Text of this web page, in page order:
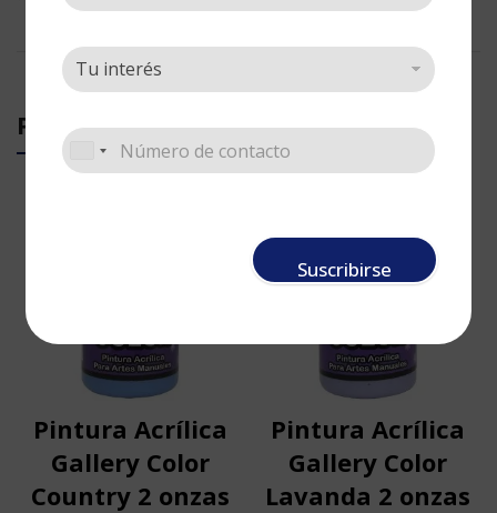
Suscribirse
PRODUCTOS RELACIONADOS
Pintura Acrílica
Gallery Color
Country 2 onzas
Pintura Acrílica
Gallery Color
Lavanda 2 onzas